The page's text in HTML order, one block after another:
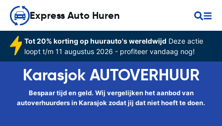
Express Auto Huren
Tot 20% korting op huurauto's wereldwijd Deze actie
loopt t/m 11 augustus 2026 - profiteer vandaag nog!
Karasjok AUTOVERHUUR
Bespaar tijd en geld. Wij vergelijken het aanbod van
autoverhuurders in Karasjok zodat jij dat niet hoeft te doen.